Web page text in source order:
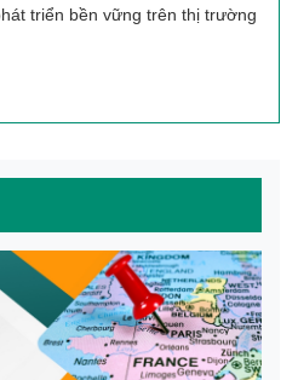
triển bền vững trên thị trường